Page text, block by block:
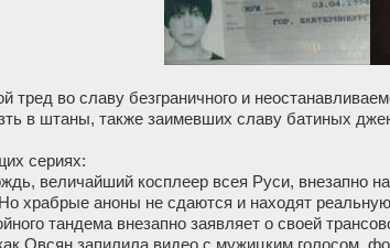
тред во славу безграничного и
в штаны, также заимевших славу батиных
сериях:
величайший косплеер всея Руси, внезапно
храбрые аноны не сдаются и находят
тандема внезапно заявляет о своей
Овсян запилила видео с мужицким голосом,